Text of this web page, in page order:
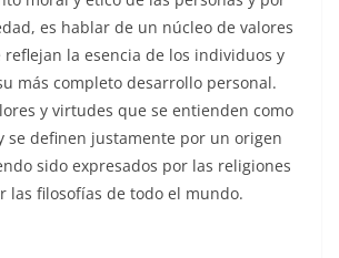
es hablar de un núcleo de valores
la esencia de los individuos y
más completo desarrollo personal.
y virtudes que se entienden como
se definen justamente por un origen
sido expresados por las religiones
las filosofías de todo el mundo.